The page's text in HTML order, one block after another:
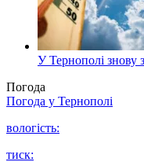
У Тернополі знову
Погода
Погода у Тернополі
вологість:
тиск: